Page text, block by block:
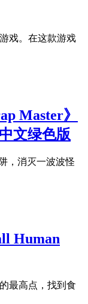
戏。在这款游戏
Master》
文绿色版
，消灭一波波怪
Human
最高点，找到食